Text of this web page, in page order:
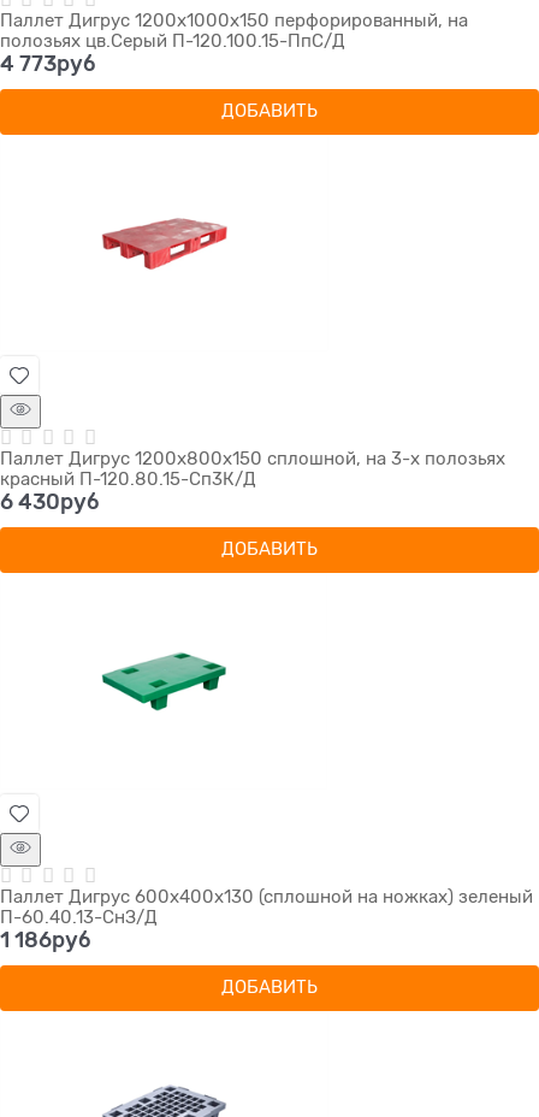
Паллет Дигрус 1200х1000х150 перфорированный, на
полозьях цв.Серый П-120.100.15-ПпС/Д
4 773руб
ДОБАВИТЬ
Паллет Дигрус 1200x800х150 сплошной, на 3-х полозьях
красный П-120.80.15-Сп3К/Д
6 430руб
ДОБАВИТЬ
Паллет Дигрус 600х400х130 (сплошной на ножках) зеленый
П-60.40.13-СнЗ/Д
1 186руб
ДОБАВИТЬ